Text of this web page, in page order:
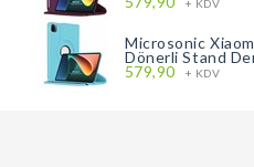
+ KDV
Microsonic
Dönerli Stand
579,90 + KDV